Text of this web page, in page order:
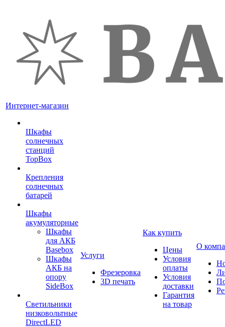
Интернет-магазин
Шкафы
солнечных
станций
TopBox
Крепления
солнечных
батарей
Шкафы
акумуляторные
Шкафы
для АКБ
Basebox
Шкафы
АКБ на
опору
SideBox
Светильники
низковольтные
DirectLED
Услуги
Фрезеровка
3D печать
Как купить
Цены
Условия
оплаты
Условия
доставки
Гарантия
на товар
О